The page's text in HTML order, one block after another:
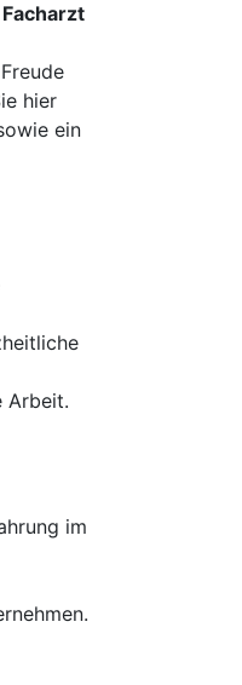
Facharzt
hier
ein
Arbeit.
im